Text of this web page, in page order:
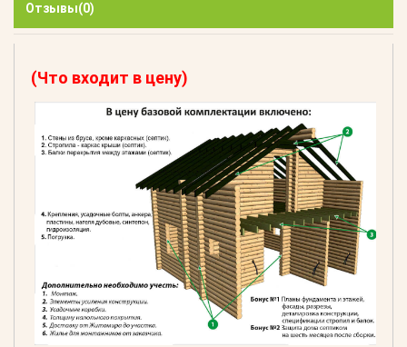
Отзывы(0)
(Что входит в цену)